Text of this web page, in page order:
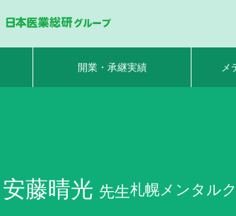
開業・承継実績 メ
安藤晴光 先生札幌メンタル